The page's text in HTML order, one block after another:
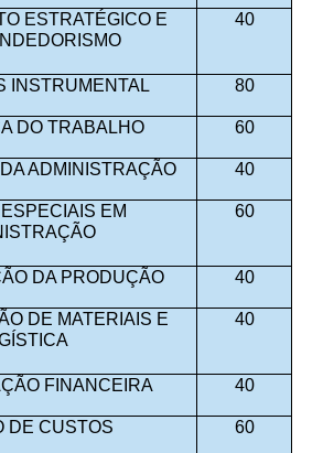
ESTRATÉGICO E
40
INSTRUMENTAL 80
DO TRABALHO 60
ADMINISTRAÇÃO 40
EM
60
DA PRODUÇÃO 40
DE MATERIAIS E
40
FINANCEIRA 40
DE CUSTOS 60